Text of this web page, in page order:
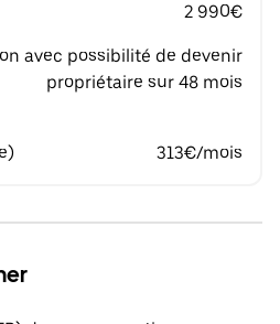
2 990€
avec possibilité de devenir
propriétaire sur 48 mois
313€/mois